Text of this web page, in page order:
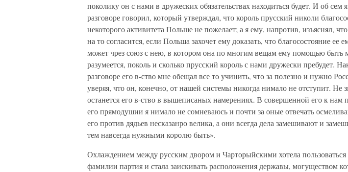
поколику он с нами в дружеских обязательствах находиться будет. И об сем
разговоре говорил, который утверждал, что король прусский николи
некоторого активитета Польше не пожелает; а я ему, напротив, изъяснял,
на то согласится, если Польша захочет ему доказать, что благосостояние ее
может чрез союз с нею, в котором она по многим вещам ему помощью быть
разумеется, поколь и сколько прусский король с нами дружески пребудет.
разговоре его в-ство мне обещал все то учинить, что за полезно и нужно
уверяя, что он, конечно, от нашей системы никогда нимало не отступит. Не
останется его в-ство в вышеписаных намерениях. В совершенной его к нам
его прямодушии я нимало не сомневаюсь и почти за оные отвечать
его против дядьев несказанро велика, а они всегда дела замешивают и
тем навсегда нужными королю быть».
Охлаждением между русским двором и Чарторыйскими хотела пользоваться
фамилии партия и стала заискивать расположения державы, могуществом